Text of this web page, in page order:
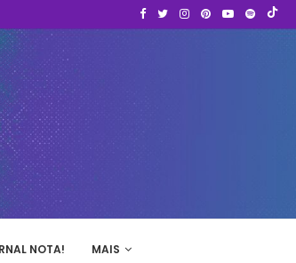
NOTA! MAIS